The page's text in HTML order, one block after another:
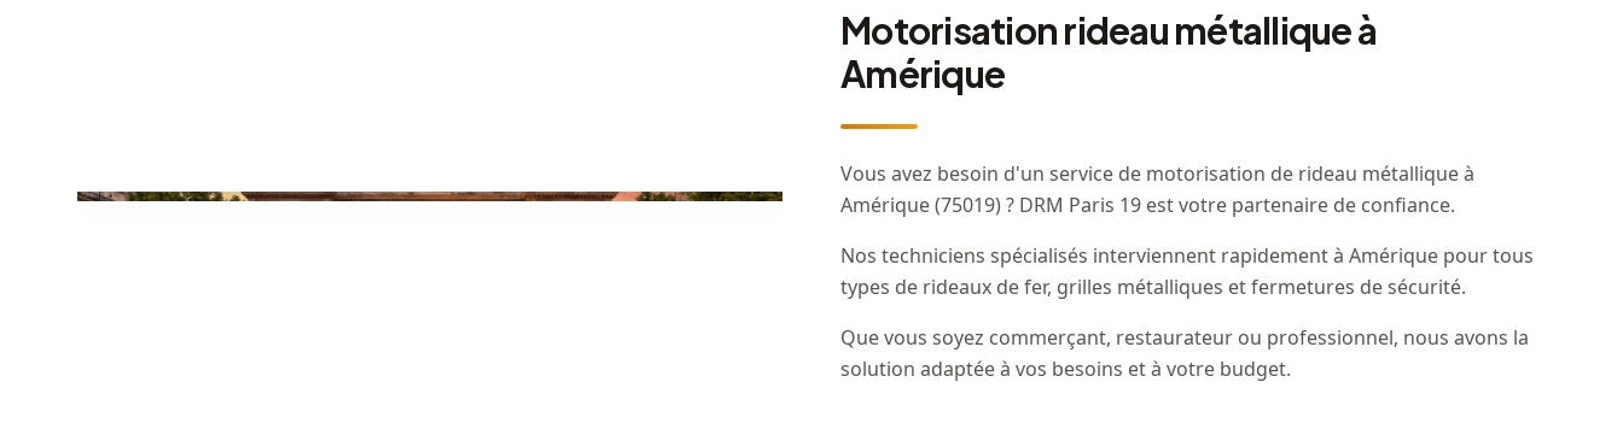
Motorisation rideau métallique à
Amérique
Vous avez besoin d'un service de motorisation de rideau métallique à
Amérique (75019) ? DRM Paris 19 est votre partenaire de confiance.
Nos techniciens spécialisés interviennent rapidement à Amérique pour tous
types de rideaux de fer, grilles métalliques et fermetures de sécurité.
Que vous soyez commerçant, restaurateur ou professionnel, nous avons la
solution adaptée à vos besoins et à votre budget.